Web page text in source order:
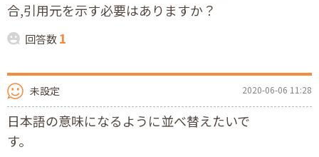
合,引用元を示す必要はありますか？
回答数1
未設定 2020-06-06 11:28
日本語の意味になるように並べ替えたいで
す。